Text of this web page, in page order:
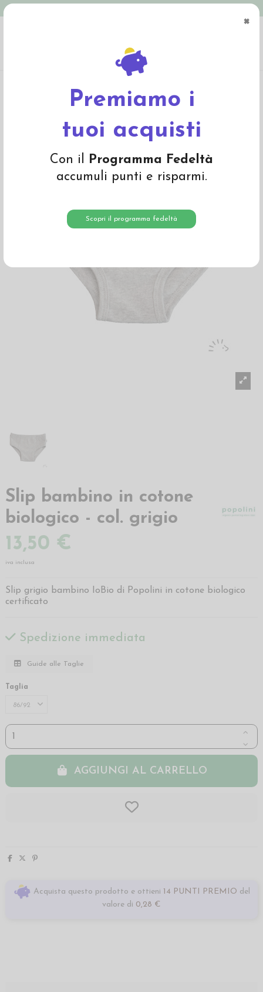
×
Premiamo i
tuoi acquisti
Con il Programma Fedeltà
accumuli punti e risparmi.
Scopri il programma fedeltà
Slip bambino in cotone
biologico - col. grigio
13,50 €
iva inclusa
Slip grigio bambino IoBio di Popolini in cotone biologico
certificato
Spedizione immediata
Guide alle Taglie
Taglia
AGGIUNGI AL CARRELLO
Acquista questo prodotto e ottieni 14 PUNTI PREMIO del
valore di 0,28 €